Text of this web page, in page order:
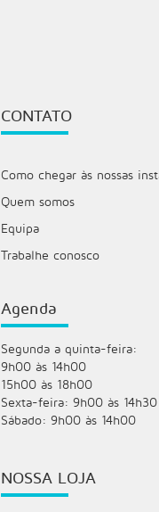
CONTATO
Como chegar às nossas
Quem somos
Equipa
Trabalhe conosco
Agenda
Segunda a quinta-feira:
9h00 às 14h00
15h00 às 18h00
Sexta-feira: 9h00 às 14h30
Sábado: 9h00 às 14h00
NOSSA LOJA